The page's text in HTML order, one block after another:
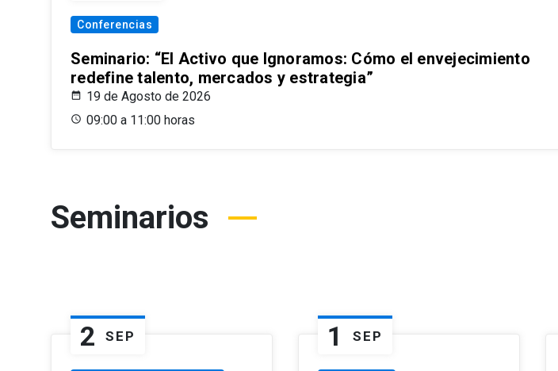
Conferencias
Seminario: “El Activo que Ignoramos: Cómo el envejecimiento
redefine talento, mercados y estrategia”
19 de Agosto de 2026
09:00 a 11:00 horas
Seminarios
2 SEP 1 SEP